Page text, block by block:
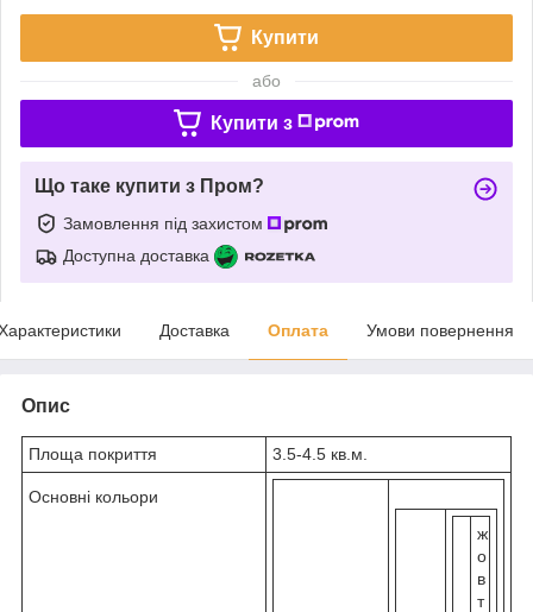
Купити
або
Купити з
Що таке купити з Пром?
Замовлення під захистом
Доступна доставка
Доставка Оплата Умови повернення
Опис
Площа покриття 3.5-4.5 кв.м.
Основні кольори
ж
о
в
т